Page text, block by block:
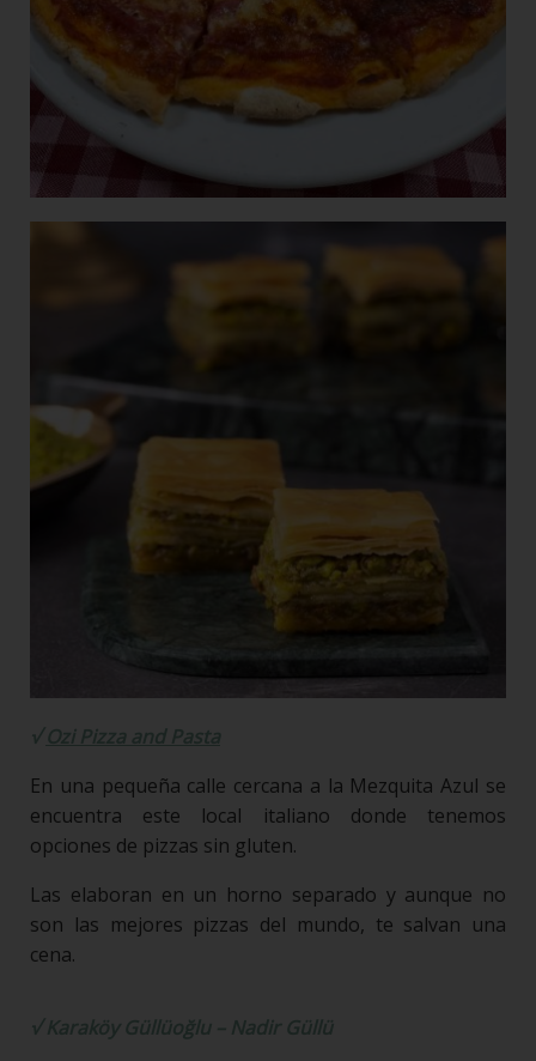
√Ozi Pizza and Pasta
En una pequeña calle cercana a la Mezquita Azul se
encuentra este local italiano donde tenemos
opciones de pizzas sin gluten.
Las elaboran en un horno separado y aunque no
son las mejores pizzas del mundo, te salvan una
cena.
√Karaköy Güllüoğlu – Nadir Güllü